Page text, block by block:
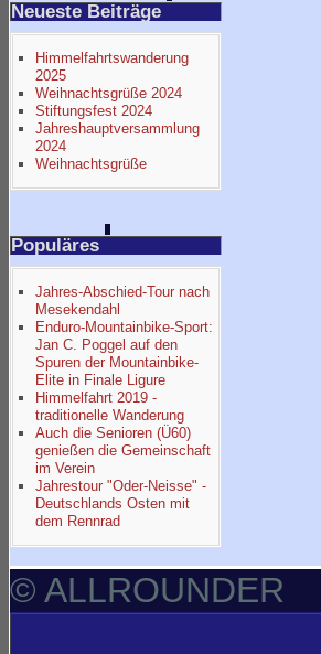
Neueste Beiträge
Himmelfahrtswanderung
2025
Weihnachtsgrüße 2024
Stiftungsfest 2024
Jahreshauptversammlung
2024
Weihnachtsgrüße
Populäres
Jahres-Abschied-Tour nach
Mesekendahl
Enduro-Mountainbike-Sport:
Jan C. Poggel auf den
Spuren der Mountainbike-
Elite in Finale Ligure
Himmelfahrt 2019 -
traditionelle Wanderung
Auch die Senioren (Ü60)
genießen die Gemeinschaft
im Verein
Jahrestour "Oder-Neisse" -
Deutschlands Osten mit
dem Rennrad
© ALLROUNDER